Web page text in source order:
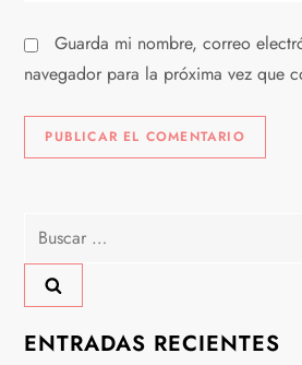
a
s
Guarda mi nombre, correo
navegador para la próxima vez que
Buscar:
ENTRADAS RECIENTES